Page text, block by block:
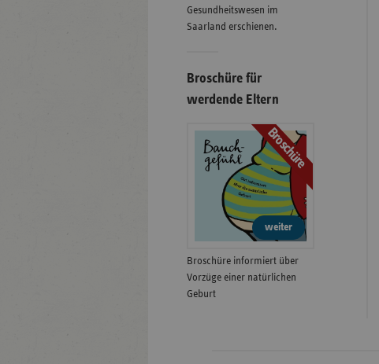
Gesundheitswesen im
Saarland erschienen.
Broschüre für
werdende Eltern
Broschüre
weiter
Broschüre informiert über
Vorzüge einer natürlichen
Geburt